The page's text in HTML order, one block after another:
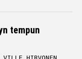
tempun